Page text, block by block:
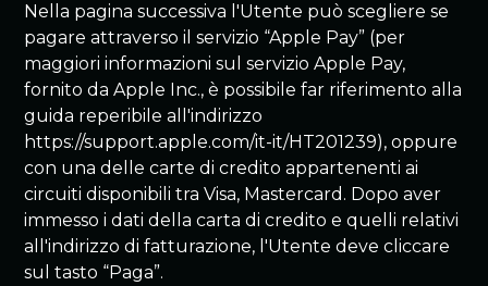
Nella pagina successiva l'Utente può scegliere se
pagare attraverso il servizio “Apple Pay” (per
maggiori informazioni sul servizio Apple Pay,
fornito da Apple Inc., è possibile far riferimento alla
guida reperibile all'indirizzo
https://support.apple.com/it-it/HT201239), oppure
con una delle carte di credito appartenenti ai
circuiti disponibili tra Visa, Mastercard. Dopo aver
immesso i dati della carta di credito e quelli relativi
all'indirizzo di fatturazione, l'Utente deve cliccare
sul tasto “Paga”.